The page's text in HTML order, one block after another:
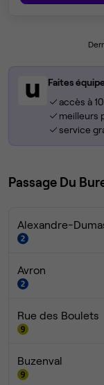
Faites
accès à
meilleurs
service
Passage Du
Alexandre-
Avron
Rue des Boulets
Buzenval